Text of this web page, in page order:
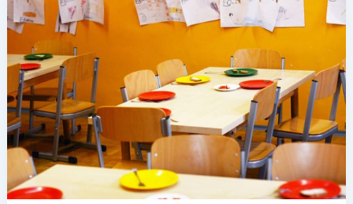
DELL’EDUCAZIONE
ALIMENTARE
MA
SOLO
1
BAMBINO
SU
2
HA
ACCESSO